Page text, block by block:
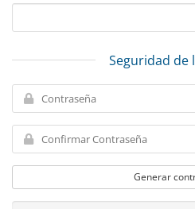
Seguridad de
Generar